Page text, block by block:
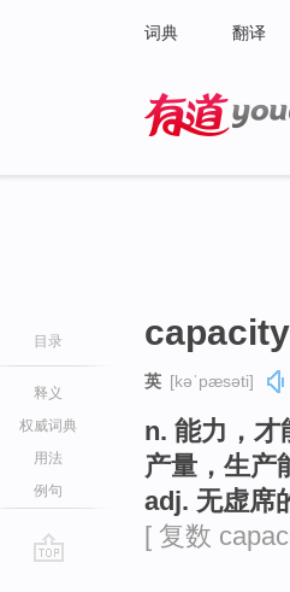
词典 翻译
目录
释义
权威词典
用法
例句
capacity
英 [kəˈpæsəti]
n. 能力，才
产量，生产
adj. 无虚席
[ 复数